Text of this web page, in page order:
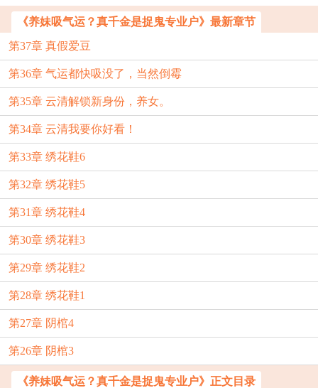
《养妹吸气运？真千金是捉鬼专业户》最新章节
第37章 真假爱豆
第36章 气运都快吸没了，当然倒霉
第35章 云清解锁新身份，养女。
第34章 云清我要你好看！
第33章 绣花鞋6
第32章 绣花鞋5
第31章 绣花鞋4
第30章 绣花鞋3
第29章 绣花鞋2
第28章 绣花鞋1
第27章 阴棺4
第26章 阴棺3
《养妹吸气运？真千金是捉鬼专业户》正文目录